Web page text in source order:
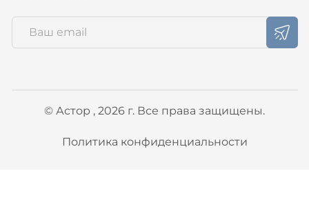
© Астор , 2026 г. Все права защищены.
Политика конфиденциальности